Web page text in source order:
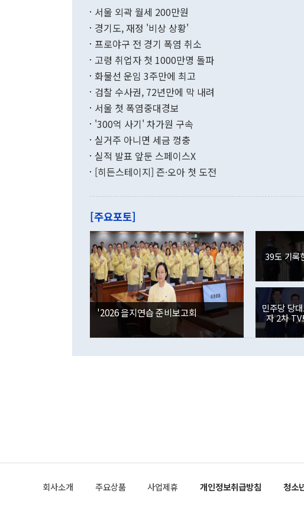
무너졌다고도 했다. 또
함께 4자 대화의 동력
"우리의 선의대로 하는
관은 업무보고 사후
이 9월 러시아 블라디
며 "정부 차원에서 (참
은 "그것은 외교부의
잘랐다. 정 장관이 이
않았다는 점에서 문제
사합의 복원, 4자회담
권이라는 지적이 나오
뒤 "여기 업무보고에
부의 한 소식통은 "정
를 거쳐 결정된 사안
련 부처 장관이 정부
하고 대통령의 면전에
이나 미국은 북한에
공하는 방식으로 이뤄
며 월간 기준 처음으로
196.9% 급증했고 컴
수출은 160.4% 늘었
기록했지만 지식재산
로 전환됐다. 본원소득
는 배당수입이 늘어난
였던 올해 3월(369억
인의 해외투자가 80
각각 증가했다. 증권투
국인의 국내 주식 투
감소하며 전월(-310억
경신했다. 외국인의
분기 말 만기도래 영
다. 내국인의 해외 증
다.
서울 외곽 월세 200만원
경기도, 재정 '비상 상황'
프로야구 전 경기 폭염 취소
고령 취업자 첫 1000만명 돌파
화물선 운임 3주만에 최고
검찰 수사권, 72년만에 막 내려
서울 첫 폭염중대경보
'300억 사기' 차가원 구속
실거주 아니면 세금 껑충
실적 발표 앞둔 스페이스X
[히든스테이지] 즌·오아 첫 도전
[주요포토]
'2026 을지연습 준비보고회
39도 기록
민주당 당
자 2차 TV
회사소개 주요상품 사업제휴 개인정보취급방침 청소